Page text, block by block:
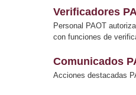
Verificadores
Personal PAOT
con funciones de
Comunicados
Acciones destacadas